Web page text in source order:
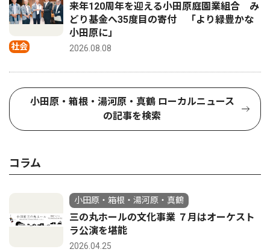
社会
来年120周年を迎える小田原庭園業組合 み
どり基金へ35度目の寄付 「より緑豊かな
小田原に」
2026.08.08
小田原・箱根・湯河原・真鶴 ローカルニュース
の記事を検索
コラム
小田原・箱根・湯河原・真鶴
三の丸ホールの文化事業 ７月はオーケスト
ラ公演を堪能
2026.04.25